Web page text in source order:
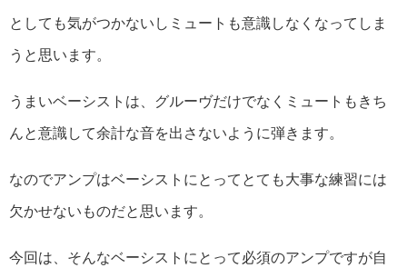
としても気がつかないしミュートも意識しなくなってしま
うと思います。
うまいベーシストは、グルーヴだけでなくミュートもきち
んと意識して余計な音を出さないように弾きます。
なのでアンプはベーシストにとってとても大事な練習には
欠かせないものだと思います。
今回は、そんなベーシストにとって必須のアンプですが自